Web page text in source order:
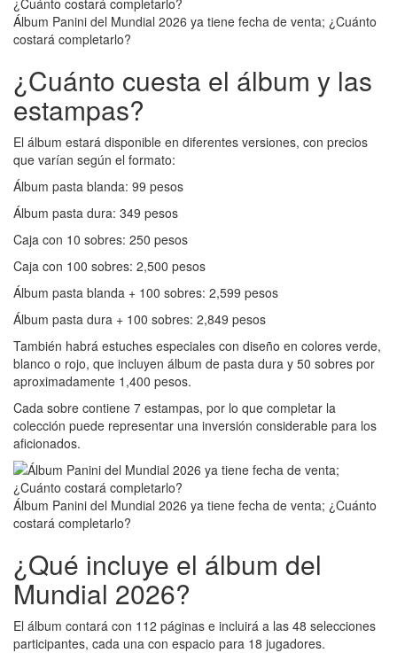
Álbum Panini del Mundial 2026 ya tiene fecha de venta; ¿Cuánto
costará completarlo?
¿Cuánto cuesta el álbum y las
estampas?
El álbum estará disponible en diferentes versiones, con precios
que varían según el formato:
Álbum pasta blanda: 99 pesos
Álbum pasta dura: 349 pesos
Caja con 10 sobres: 250 pesos
Caja con 100 sobres: 2,500 pesos
Álbum pasta blanda + 100 sobres: 2,599 pesos
Álbum pasta dura + 100 sobres: 2,849 pesos
También habrá estuches especiales con diseño en colores verde,
blanco o rojo, que incluyen álbum de pasta dura y 50 sobres por
aproximadamente 1,400 pesos.
Cada sobre contiene 7 estampas, por lo que completar la
colección puede representar una inversión considerable para los
aficionados.
Álbum Panini del Mundial 2026 ya tiene fecha de venta; ¿Cuánto
costará completarlo?
¿Qué incluye el álbum del
Mundial 2026?
El álbum contará con 112 páginas e incluirá a las 48 selecciones
participantes, cada una con espacio para 18 jugadores.